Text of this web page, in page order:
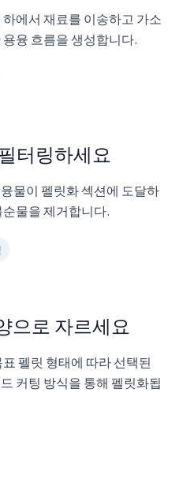
에서 재료를 이송하고 가소
융 흐름을 생성합니다.
터링하세요
물이 펠릿화 섹션에 도달하
물을 제거합니다.
으로 자르세요
펠릿 형태에 따라 선택된
커팅 방식을 통해 펠릿화됩